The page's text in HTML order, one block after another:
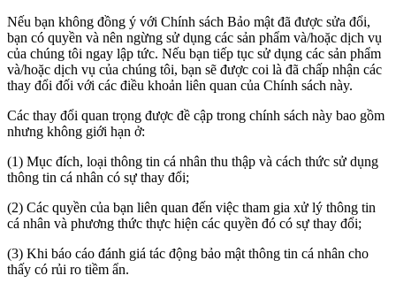
Nếu bạn không đồng ý với Chính sách Bảo mật đã được sửa đổi,
bạn có quyền và nên ngừng sử dụng các sản phẩm và/hoặc dịch vụ
của chúng tôi ngay lập tức. Nếu bạn tiếp tục sử dụng các sản phẩm
và/hoặc dịch vụ của chúng tôi, bạn sẽ được coi là đã chấp nhận các
thay đổi đối với các điều khoản liên quan của Chính sách này.
Các thay đổi quan trọng được đề cập trong chính sách này bao gồm
nhưng không giới hạn ở:
(1) Mục đích, loại thông tin cá nhân thu thập và cách thức sử dụng
thông tin cá nhân có sự thay đổi;
(2) Các quyền của bạn liên quan đến việc tham gia xử lý thông tin
cá nhân và phương thức thực hiện các quyền đó có sự thay đổi;
(3) Khi báo cáo đánh giá tác động bảo mật thông tin cá nhân cho
thấy có rủi ro tiềm ẩn.